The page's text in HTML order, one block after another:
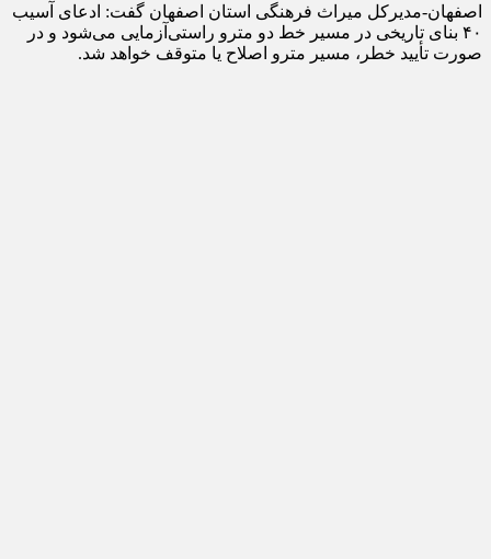
اصفهان-مدیرکل میراث فرهنگی استان اصفهان گفت: ادعای آسیب
۴۰ بنای تاریخی در مسیر خط دو مترو راستی‌آزمایی می‌شود و در
صورت تأیید خطر، مسیر مترو اصلاح یا متوقف خواهد شد.